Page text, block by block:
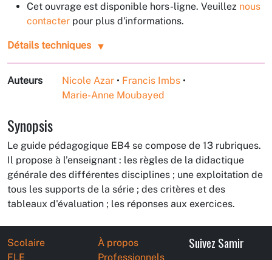
Cet ouvrage est disponible hors-ligne. Veuillez nous
contacter pour plus d'informations.
Détails techniques
Auteurs Nicole Azar • Francis Imbs •
Marie-Anne Moubayed
Synopsis
Le guide pédagogique EB4 se compose de 13 rubriques.
Il propose à l’enseignant : les règles de la didactique
générale des différentes disciplines ; une exploitation de
tous les supports de la série ; des critères et des
tableaux d'évaluation ; les réponses aux exercices.
Scolaire
FLE
À propos
Professionnels
Suivez Samir